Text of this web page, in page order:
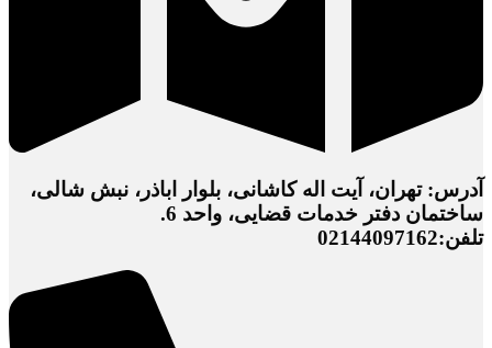
آدرس: تهران، آیت اله کاشانی، بلوار اباذر، نبش شالی،
ساختمان دفتر خدمات قضایی، واحد 6.
تلفن:02144097162